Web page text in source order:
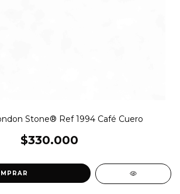
Stone® Ref 1994 Café Cuero
$330.000